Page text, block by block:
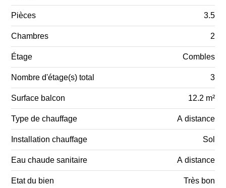
Pièces 3.5
Chambres 2
Étage Combles
Nombre d'étage(s) total 3
Surface balcon 12.2 m²
Type de chauffage A distance
Installation chauffage Sol
Eau chaude sanitaire A distance
Etat du bien Très bon